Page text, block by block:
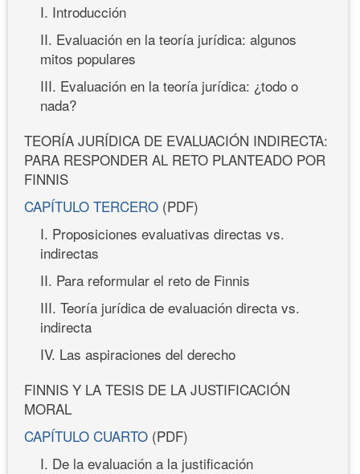
I. Introducción
II. Evaluación en la teoría jurídica: algunos
mitos populares
III. Evaluación en la teoría jurídica: ¿todo o
nada?
TEORÍA JURÍDICA DE EVALUACIÓN INDIRECTA:
PARA RESPONDER AL RETO PLANTEADO POR
FINNIS
CAPÍTULO TERCERO (PDF)
I. Proposiciones evaluativas directas vs.
indirectas
II. Para reformular el reto de Finnis
III. Teoría jurídica de evaluación directa vs.
indirecta
IV. Las aspiraciones del derecho
FINNIS Y LA TESIS DE LA JUSTIFICACIÓN
MORAL
CAPÍTULO CUARTO (PDF)
I. De la evaluación a la justificación